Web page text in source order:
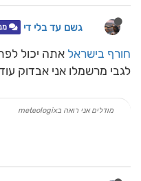
גשם עד בלי די
חורף בישראל אתה יכול
לגבי מרשמלו אני אבדוק
מודלים אני רואה בmeteologix